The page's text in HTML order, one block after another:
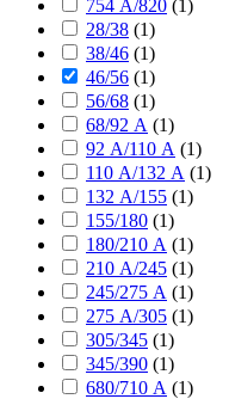
754 А/820 (1 )
28/38 (1)
38/46 (1)
46/56 (1)
56/68 (1)
68/92 А (1)
92 А/110 А (1)
110 А/132 А (1)
132 А/155 (1)
155/180 (1)
180/210 А (1)
210 А/245 (1)
245/275 А (1)
275 А/305 (1)
305/345 (1)
345/390 (1)
680/710 А (1)